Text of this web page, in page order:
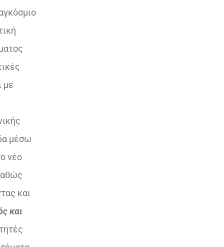
με
μέσω
νέο
και
και